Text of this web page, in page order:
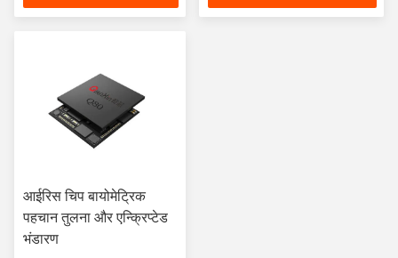
आईरिस चिप बायोमेट्रिक
पहचान तुलना और एन्क्रिप्टेड
भंडारण